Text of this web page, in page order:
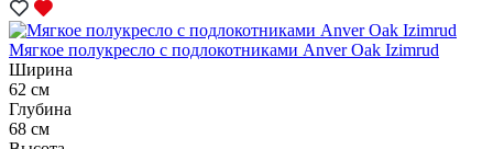
Мягкое полукресло с подлокотниками Anver Oak Izimrud
Ширина
62 см
Глубина
68 см